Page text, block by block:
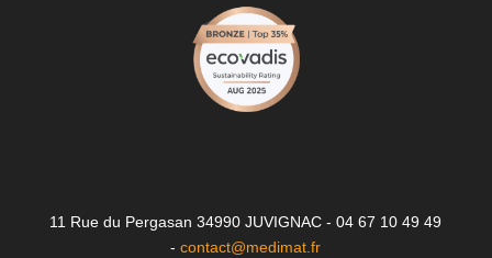
11 Rue du Pergasan 34990 JUVIGNAC - 04 67 10 49 49
-contact@medimat.fr